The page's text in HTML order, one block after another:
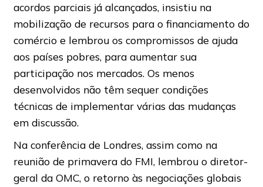
acordos parciais já alcançados, insistiu na
mobilização de recursos para o financiamento do
comércio e lembrou os compromissos de ajuda
aos países pobres, para aumentar sua
participação nos mercados. Os menos
desenvolvidos não têm sequer condições
técnicas de implementar várias das mudanças
em discussão.
Na conferência de Londres, assim como na
reunião de primavera do FMI, lembrou o diretor-
geral da OMC, o retorno às negociações globais